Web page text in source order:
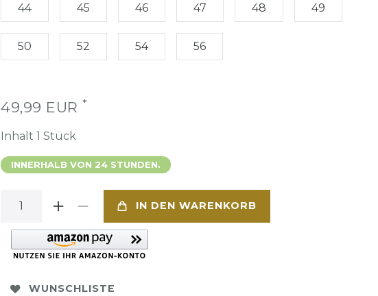
44 45 46 47 48 49
50 52 54 56
49,99 EUR *
Inhalt 1 Stück
INNERHALB VON 24 STUNDEN.
IN DEN WARENKORB
WUNSCHLISTE